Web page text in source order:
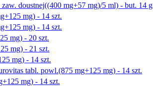
doustnej((400 mg+57 mg)/5 ml) - but. 14 g
mg) - 14 szt.
mg) - 14 szt.
mg) - 20 szt.
mg) - 21 szt.
mg) - 14 szt.
tabl. powl.(875 mg+125 mg) - 14 szt.
mg) - 14 szt.